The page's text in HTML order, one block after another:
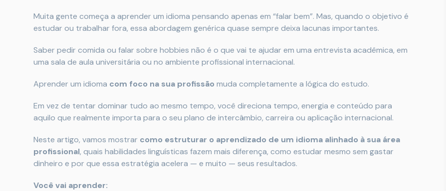
Muita gente começa a aprender um idioma pensando apenas em “falar bem”. Mas, quando o objetivo é
estudar ou trabalhar fora, essa abordagem genérica quase sempre deixa lacunas importantes.
Saber pedir comida ou falar sobre hobbies não é o que vai te ajudar em uma entrevista acadêmica, em
uma sala de aula universitária ou no ambiente profissional internacional.
Aprender um idioma com foco na sua profissão muda completamente a lógica do estudo.
Em vez de tentar dominar tudo ao mesmo tempo, você direciona tempo, energia e conteúdo para
aquilo que realmente importa para o seu plano de intercâmbio, carreira ou aplicação internacional.
Neste artigo, vamos mostrar como estruturar o aprendizado de um idioma alinhado à sua área
profissional, quais habilidades linguísticas fazem mais diferença, como estudar mesmo sem gastar
dinheiro e por que essa estratégia acelera — e muito — seus resultados.
Você vai aprender: